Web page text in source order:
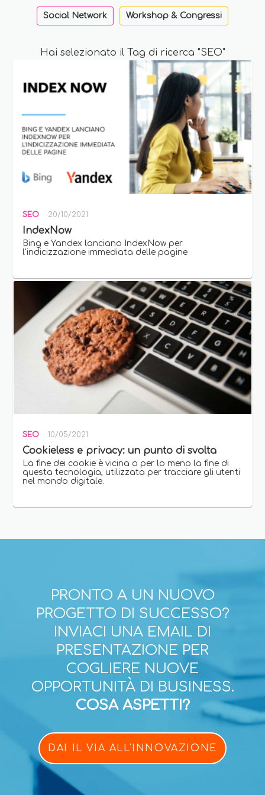
Social Network Workshop & Congressi
Hai selezionato il Tag di ricerca "SEO"
SEO 20/10/2021
IndexNow
Bing e Yandex lanciano IndexNow per
l'indicizzazione immediata delle pagine
SEO 10/05/2021
Cookieless e privacy: un punto di svolta
La fine dei cookie è vicina o per lo meno la fine di
questa tecnologia, utilizzata per tracciare gli utenti
nel mondo digitale.
PRONTO A UN NUOVO
PROGETTO DI SUCCESSO?
INVIACI UNA EMAIL DI
PRESENTAZIONE PER
COGLIERE NUOVE
OPPORTUNITÀ DI BUSINESS.
COSA ASPETTI?
DAI IL VIA ALL'INNOVAZIONE